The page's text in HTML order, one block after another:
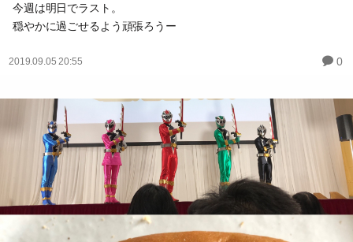
今週は明日でラスト。
穏やかに過ごせるよう頑張ろうー
2019.09.05 20:55 0